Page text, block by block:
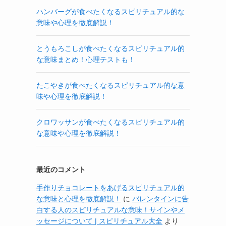
ハンバーグが食べたくなるスピリチュアル的な
意味や心理を徹底解説！
とうもろこしが食べたくなるスピリチュアル的
な意味まとめ！心理テストも！
たこやきが食べたくなるスピリチュアル的な意
味や心理を徹底解説！
クロワッサンが食べたくなるスピリチュアル的
な意味や心理を徹底解説！
最近のコメント
手作りチョコレートをあげるスピリチュアル的
な意味と心理を徹底解説！
に バレンタインに告
白する人のスピリチュアルな意味！サインやメ
ッセージについて | スピリチュアル大全 より